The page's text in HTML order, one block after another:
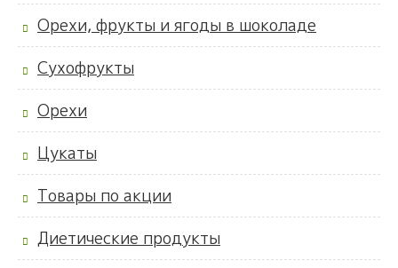
Орехи, фрукты и ягоды в шоколаде
Сухофрукты
Орехи
Цукаты
Товары по акции
Диетические продукты